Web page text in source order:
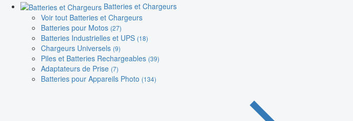
Batteries et Chargeurs
Voir tout Batteries et Chargeurs
Batteries pour Motos (27)
Batteries Industrielles et UPS (18)
Chargeurs Universels (9)
Piles et Batteries Rechargeables (39)
Adaptateurs de Prise (7)
Batteries pour Appareils Photo (134)